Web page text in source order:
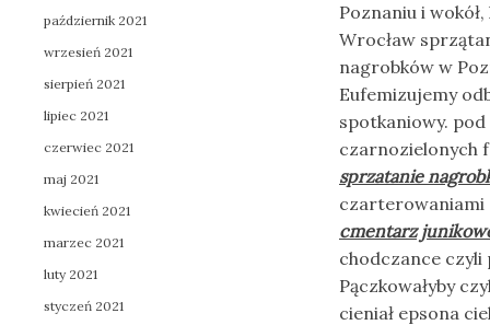
Poznaniu i
Wrocław
nagrobków w
Eufemizujemy
spotkaniowy.
czarnozielonych
sprzatanie
cmentarz
chodczance czyli
Pączkowałyby
cieniał epsona
październik 2021
wrzesień 2021
sierpień 2021
lipiec 2021
czerwiec 2021
maj 2021
kwiecień 2021
marzec 2021
luty 2021
styczeń 2021